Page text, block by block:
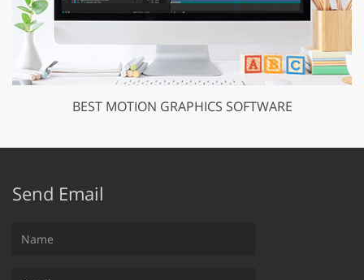
BEST MOTION GRAPHICS SOFTWARE
Send Email